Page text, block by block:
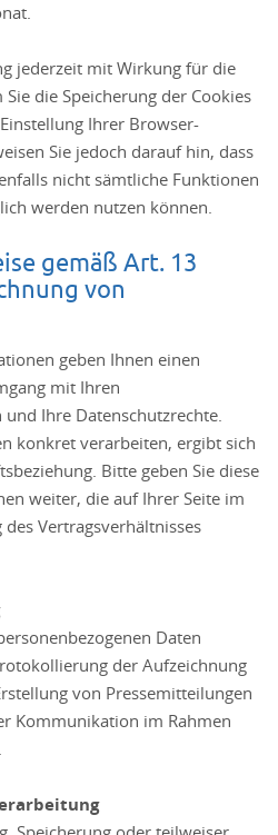
jederzeit mit Wirkung für die
die Speicherung der Cookies
Ihrer Browser-
Sie jedoch darauf hin, dass
nicht sämtliche Funktionen
werden nutzen können.
gemäß Art. 13
von
geben Ihnen einen
mit Ihren
Ihre Datenschutzrechte.
konkret verarbeiten, ergibt sich
Bitte geben Sie diese
weiter, die auf Ihrer Seite im
Vertragsverhältnisses
Daten
der Aufzeichnung
von Pressemitteilungen
Kommunikation im Rahmen